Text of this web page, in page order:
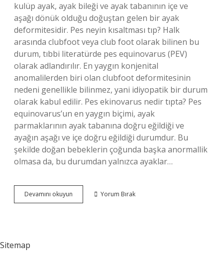
kulüp ayak, ayak bileği ve ayak tabanının içe ve
aşağı dönük olduğu doğuştan gelen bir ayak
deformitesidir. Pes neyin kısaltması tıp? Halk
arasında clubfoot veya club foot olarak bilinen bu
durum, tıbbi literatürde pes equinovarus (PEV)
olarak adlandırılır. En yaygın konjenital
anomalilerden biri olan clubfoot deformitesinin
nedeni genellikle bilinmez, yani idiyopatik bir durum
olarak kabul edilir. Pes ekinovarus nedir tıpta? Pes
equinovarus’un en yaygın biçimi, ayak
parmaklarının ayak tabanına doğru eğildiği ve
ayağın aşağı ve içe doğru eğildiği durumdur. Bu
şekilde doğan bebeklerin çoğunda başka anormallik
olmasa da, bu durumdan yalnızca ayaklar…
Devamını okuyun
Pes
Yorum Bırak
Sitemap